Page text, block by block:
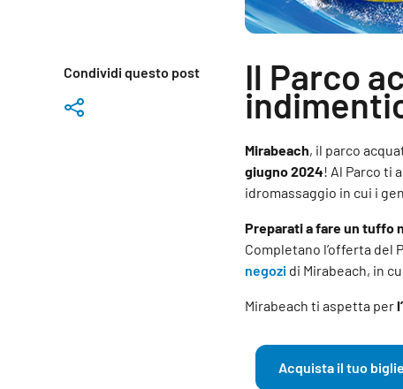
Condividi questo post Il Parco
Mirabeach, il parco
giugno 2024! Al Parco ti
idromassaggio in cui i
Preparati a fare un tuffo
Completano l’offerta del
negozi di Mirabeach, in
Mirabeach ti aspetta per
Acquista il tuo